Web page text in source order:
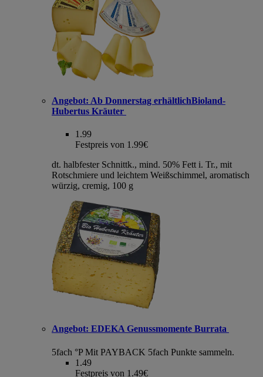
Angebot: Ab Donnerstag erhältlichBioland-
Hubertus Kräuter
1.99
Festpreis von 1.99€
dt. halbfester Schnittk., mind. 50% Fett i. Tr., mit
Rotschmiere und leichtem Weißschimmel, aromatisch
würzig, cremig, 100 g
Angebot: EDEKA Genussmomente Burrata
5fach °P Mit PAYBACK 5fach Punkte sammeln.
1.49
Festpreis von 1.49€